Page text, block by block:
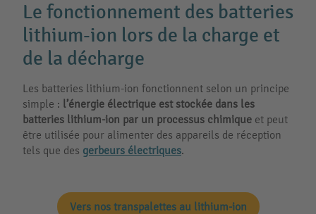
Le fonctionnement des batteries
lithium-ion lors de la charge et
de la décharge
Les batteries lithium-ion fonctionnent selon un principe
simple : l’énergie électrique est stockée dans les
batteries lithium-ion par un processus chimique et peut
être utilisée pour alimenter des appareils de réception
tels que des gerbeurs électriques.
Vers nos transpalettes au lithium-ion